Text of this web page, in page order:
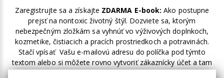
Zaregistrujte sa a získajte ZDARMA E-book: Ako postupne
prejsť na nontoxic životný štýl. Dozviete sa, ktorým
nebezpečným zložkám sa vyhnúť vo výživových doplnkoch,
kozmetike, čistiacich a pracích prostriedkoch a potravinách.
Stačí vpísať Vašu e-mailovú adresu do políčka pod týmto
textom alebo si môžete rovno vytvoriť zákaznícky účet a tam
zakliknúť odber noviniek.